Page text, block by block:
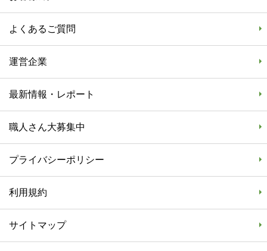
よくあるご質問
運営企業
最新情報・レポート
職人さん大募集中
プライバシーポリシー
利用規約
サイトマップ